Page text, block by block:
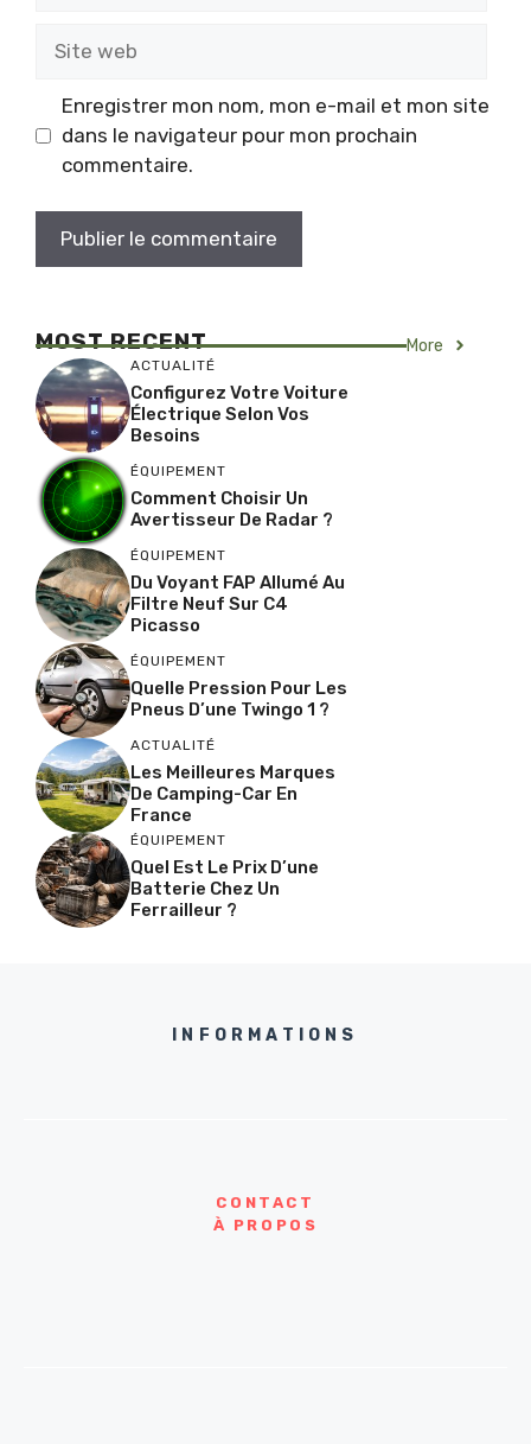
Enregistrer mon nom, mon e-mail et mon site
dans le navigateur pour mon prochain
commentaire.
MOST RECENT More
ACTUALITÉ
Configurez Votre Voiture
Électrique Selon Vos
Besoins
ÉQUIPEMENT
Comment Choisir Un
Avertisseur De Radar ?
ÉQUIPEMENT
Du Voyant FAP Allumé Au
Filtre Neuf Sur C4
Picasso
ÉQUIPEMENT
Quelle Pression Pour Les
Pneus D’une Twingo 1 ?
ACTUALITÉ
Les Meilleures Marques
De Camping-Car En
France
ÉQUIPEMENT
Quel Est Le Prix D’une
Batterie Chez Un
Ferrailleur ?
INFORMATIONS
CONTACT
À PROPOS